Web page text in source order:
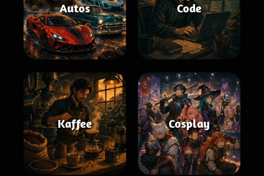
Autos Code
Kaffee Cosplay